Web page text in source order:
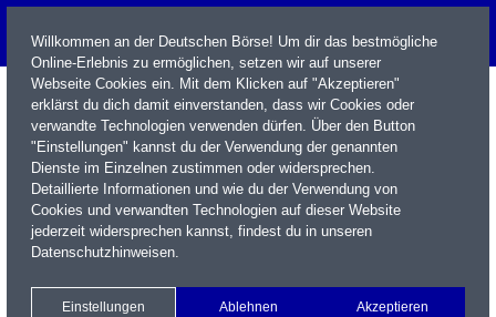
Name / WKN / ISIN / Kürzel
Xetra Realtime
Watchlist Portfolio Login
Willkommen an der Deutschen Börse! Um dir das bestmögliche
Online-Erlebnis zu ermöglichen, setzen wir auf unserer
Webseite Cookies ein. Mit dem Klicken auf "Akzeptieren"
erklärst du dich damit einverstanden, dass wir Cookies oder
verwandte Technologien verwenden dürfen. Über den Button
"Einstellungen" kannst du der Verwendung der genannten
Dienste im Einzelnen zustimmen oder widersprechen.
Detaillierte Informationen und wie du der Verwendung von
Cookies und verwandten Technologien auf dieser Website
jederzeit widersprechen kannst, findest du in unseren
Datenschutzhinweisen.
Einstellungen Ablehnen Akzeptieren